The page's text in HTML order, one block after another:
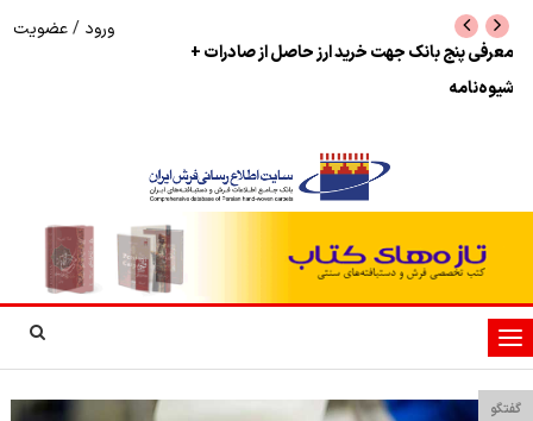
نرخ بازگشت ارز حاصل از صادرات + تکمیلی
ورود /عضویت
تغییر
وضعیت
ناوبری
گفتگو